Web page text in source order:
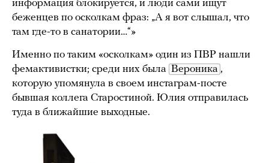
информация блокируется, и люди сами ищут
беженцев по осколкам фраз: „А я вот слышал, что
там где-то в санатории…“»
Именно по таким «осколкам» один из ПВР нашли
фемактивистки; среди них была Вероника ,
которую упомянула в своем инстаграм-посте
бывшая коллега Старостиной. Юлия отправилась
туда в ближайшие выходные.